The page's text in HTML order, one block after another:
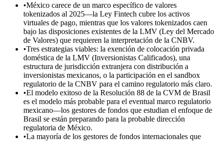
•México carece de un marco específico de valores
tokenizados al 2025—la Ley Fintech cubre los activos
virtuales de pago, mientras que los valores tokenizados caen
bajo las disposiciones existentes de la LMV (Ley del Mercado
de Valores) que requieren la interpretación de la CNBV.
•Tres estrategias viables: la exención de colocación privada
doméstica de la LMV (Inversionistas Calificados), una
estructura de jurisdicción extranjera con distribución a
inversionistas mexicanos, o la participación en el sandbox
regulatorio de la CNBV para el camino regulatorio más claro.
•El modelo exitoso de la Resolución 88 de la CVM de Brasil
es el modelo más probable para el eventual marco regulatorio
mexicano—los gestores de fondos que estudian el enfoque de
Brasil se están preparando para la probable dirección
regulatoria de México.
•La mayoría de los gestores de fondos internacionales que